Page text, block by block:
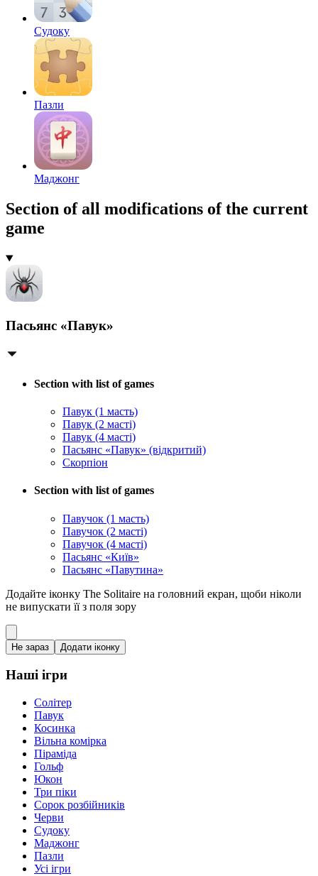
Судоку
Пазли
Маджонг
Section of all modifications of the current
game
Пасьянс «Павук»
Section with list of games
Павук (1 масть)
Павук (2 масті)
Павук (4 масті)
Пасьянс «Павук» (відкритий)
Скорпіон
Section with list of games
Павучок (1 масть)
Павучок (2 масті)
Павучок (4 масті)
Пасьянс «Київ»
Пасьянс «Павутина»
Додайте іконку The Solitaire на головний екран, щоби ніколи
не випускати її з поля зору
Не зараз Додати іконку
Наші ігри
Солітер
Павук
Косинка
Вільна комірка
Піраміда
Гольф
Юкон
Три піки
Сорок розбійників
Черви
Судоку
Маджонг
Пазли
Усі ігри